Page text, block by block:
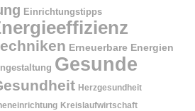
Einrichtungstipps
Erneuerbare Energien
Gesunde
Herzgesundheit
Kreislaufwirtschaft